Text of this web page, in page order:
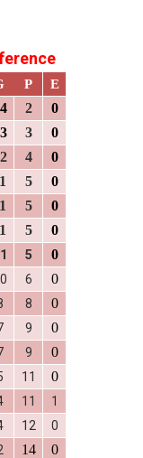
P E
2
0
3
0
4
0
5
0
5
0
5
0
5
0
6
0
8
0
9
0
9
0
11
0
11 1
12 0
14
0